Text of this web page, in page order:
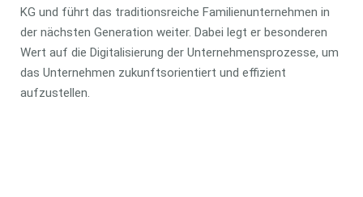
KG und führt das traditionsreiche Familienunternehmen in
der nächsten Generation weiter. Dabei legt er besonderen
Wert auf die Digitalisierung der Unternehmensprozesse, um
das Unternehmen zukunftsorientiert und effizient
aufzustellen.